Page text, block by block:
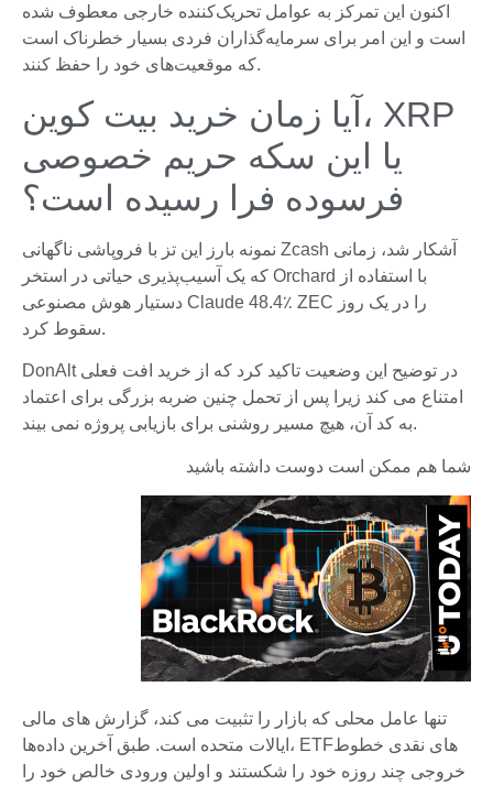
اکنون این تمرکز به عوامل تحریک‌کننده خارجی معطوف شده
است و این امر برای سرمایه‌گذاران فردی بسیار خطرناک است
که موقعیت‌های خود را حفظ کنند.
آیا زمان خرید بیت کوین، XRP
یا این سکه حریم خصوصی
فرسوده فرا رسیده است؟
نمونه بارز این تز با فروپاشی ناگهانی Zcash آشکار شد، زمانی
که یک آسیب‌پذیری حیاتی در استخر Orchard با استفاده از
دستیار هوش مصنوعی Claude 48.4٪ ZEC را در یک روز
سقوط کرد.
DonAlt در توضیح این وضعیت تاکید کرد که از خرید افت فعلی
امتناع می کند زیرا پس از تحمل چنین ضربه بزرگی برای اعتماد
به کد آن، هیچ مسیر روشنی برای بازیابی پروژه نمی بیند.
شما هم ممکن است دوست داشته باشید
تنها عامل محلی که بازار را تثبیت می کند، گزارش های مالی
ایالات متحده است. طبق آخرین داده‌ها، ETF‌های نقدی خطوط
خروجی چند روزه خود را شکستند و اولین ورودی خالص خود را